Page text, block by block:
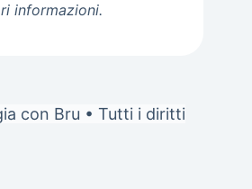
informazioni.
con Bru • Tutti i diritti